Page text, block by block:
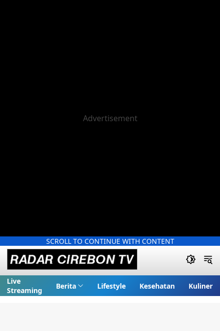
SCROLL TO CONTINUE WITH CONTENT
Live
Streaming
Berita Lifestyle Kesehatan Kuliner